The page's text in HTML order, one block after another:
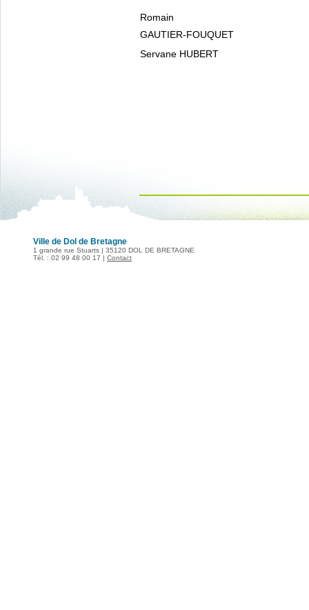
Romain
GAUTIER-FOUQUET
Servane HUBERT
Ville de Dol de Bretagne
1 grande rue Stuarts | 35120 DOL DE BRETAGNE
Tél. : 02 99 48 00 17 | Contact